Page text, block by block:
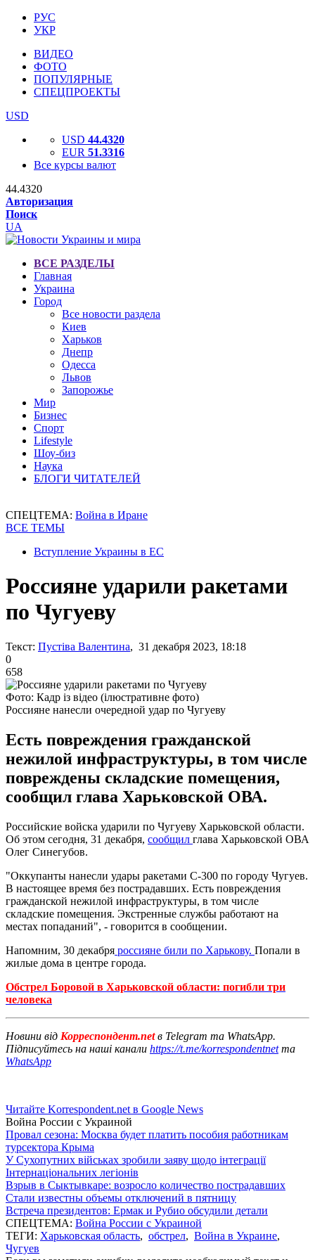
РУС
УКР
ВИДЕО
ФОТО
ПОПУЛЯРНЫЕ
СПЕЦПРОЕКТЫ
USD
USD 44.4320
EUR 51.3316
Все курсы валют
44.4320
Авторизация
Поиск
UA
ВСЕ РАЗДЕЛЫ
Главная
Украина
Город
Все новости раздела
Киев
Харьков
Днепр
Одесса
Львов
Запорожье
Мир
Бизнес
Спорт
Lifestyle
Шоу-биз
Наука
БЛОГИ ЧИТАТЕЛЕЙ
СПЕЦТЕМА: Война в Иране
ВСЕ ТЕМЫ
Вступление Украины в ЕС
Россияне ударили ракетами
по Чугуеву
Текст: Пустіва Валентина, 31 декабря 2023, 18:18
0
658
Фото: Кадр із відео (ілюстративне фото)
Россияне нанесли очередной удар по Чугуеву
Есть повреждения гражданской
нежилой инфраструктуры, в том числе
повреждены складские помещения,
сообщил глава Харьковской ОВА.
Российские войска ударили по Чугуеву Харьковской области.
Об этом сегодня, 31 декабря, сообщил глава Харьковской ОВА
Олег Синегубов.
"Оккупанты нанесли удары ракетами С-300 по городу Чугуев.
В настоящее время без пострадавших. Есть повреждения
гражданской нежилой инфраструктуры, в том числе
складские помещения. Экстренные службы работают на
местах попаданий", - говорится в сообщении.
Напомним, 30 декабря россияне били по Харькову. Попали в
жилые дома в центре города.
Обстрел Боровой в Харьковской области: погибли три
человека
Новини від Корреспондент.netв Telegram та WhatsApp.
Підписуйтесь на наші канали https://t.me/korrespondentnetта
WhatsApp
Читайте Korrespondent.net в Google News
Война России с Украиной
Провал сезона: Москва будет платить пособия работникам
турсектора Крыма
У Сухопутних військах зробили заяву щодо інтеграції
Інтернаціональних легіонів
Взрыв в Сыктывкаре: возросло количество пострадавших
Стали известны объемы отключений в пятницу
Встреча президентов: Ермак и Рубио обсудили детали
СПЕЦТЕМА: Война России с Украиной
ТЕГИ: Харьковская область, обстрел, Война в Украине,
Чугуев